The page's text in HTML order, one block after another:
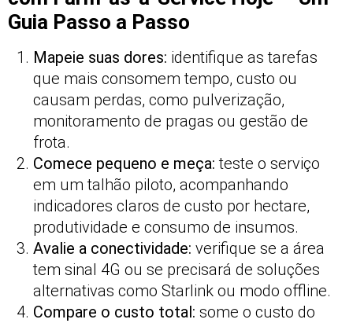
Guia Passo a Passo
Mapeie suas dores: identifique as tarefas
que mais consomem tempo, custo ou
causam perdas, como pulverização,
monitoramento de pragas ou gestão de
frota.
Comece pequeno e meça: teste o serviço
em um talhão piloto, acompanhando
indicadores claros de custo por hectare,
produtividade e consumo de insumos.
Avalie a conectividade: verifique se a área
tem sinal 4G ou se precisará de soluções
alternativas como Starlink ou modo offline.
Compare o custo total: some o custo do